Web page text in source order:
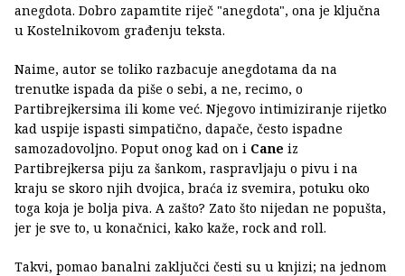
anegdota. Dobro zapamtite riječ "anegdota", ona je ključna
u Kostelnikovom građenju teksta.
Naime, autor se toliko razbacuje anegdotama da na
trenutke ispada da piše o sebi, a ne, recimo, o
Partibrejkersima ili kome već. Njegovo intimiziranje rijetko
kad uspije ispasti simpatično, dapače, često ispadne
samozadovoljno. Poput onog kad on i Cane iz
Partibrejkersa piju za šankom, raspravljaju o pivu i na
kraju se skoro njih dvojica, braća iz svemira, potuku oko
toga koja je bolja piva. A zašto? Zato što nijedan ne popušta,
jer je sve to, u konačnici, kako kaže, rock and roll.
Takvi, pomao banalni zaključci česti su u knjizi; na jednom